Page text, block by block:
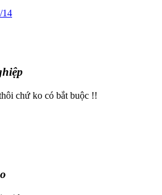
14
chứ ko có bắt buộc !!